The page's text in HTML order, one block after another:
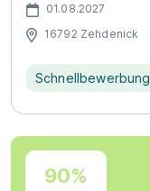
01.08.2027
16792 Zehdenick
Schnellbewerbung
90%